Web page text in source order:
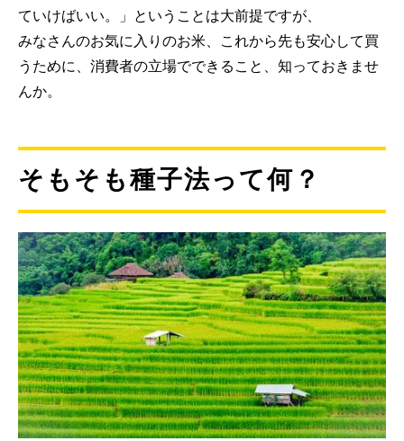
ていけばいい。」ということは大前提ですが、
みなさんのお気に入りのお米、これから先も安心して買
うために、消費者の立場でできること、知っておきませ
んか。
そもそも種子法って何？